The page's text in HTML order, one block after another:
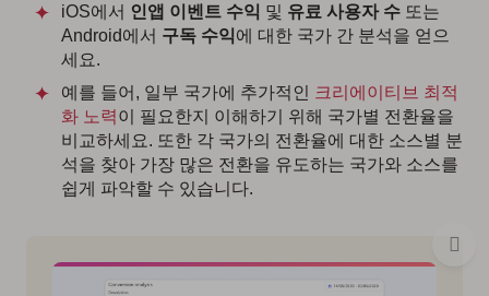
iOS에서 인앱 이벤트 수익 및 유료 사용자 수 또는
Android에서 구독 수익에 대한 국가 간 분석을 얻으
세요.
예를 들어, 일부 국가에 추가적인
크리에이티브 최적
화 노력이 필요한지 이해하기 위해 국가별 전환율을
비교하세요. 또한 각 국가의 전환율에 대한 소스별 분
석을 찾아 가장 많은 전환을 유도하는 국가와 소스를
쉽게 파악할 수 있습니다.